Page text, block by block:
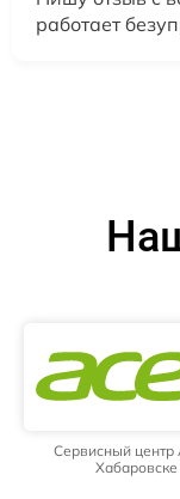
работает
Сервисный центр
Хабаровске